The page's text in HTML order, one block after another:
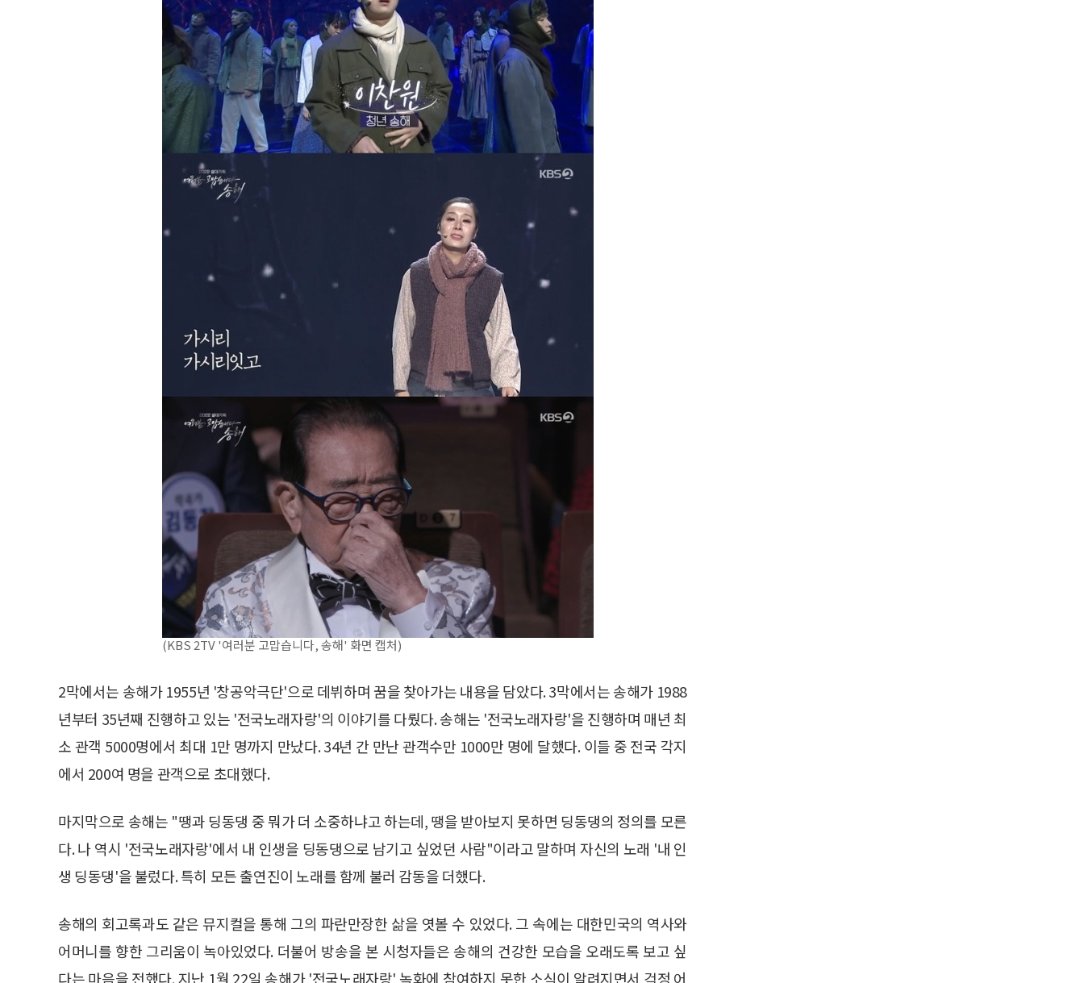
(KBS 2TV '여러분 고맙습니다, 송해' 화면 캡처)
2막에서는 송해가 1955년 '창공악극단'으로 데뷔하며 꿈을 찾아가는 내용을 담았다. 3막에서는 송해가 1988
년부터 35년째 진행하고 있는 '전국노래자랑'의 이야기를 다뤘다. 송해는 '전국노래자랑'을 진행하며 매년 최
소 관객 5000명에서 최대 1만 명까지 만났다. 34년 간 만난 관객수만 1000만 명에 달했다. 이들 중 전국 각지
에서 200여 명을 관객으로 초대했다.
마지막으로 송해는 "땡과 딩동댕 중 뭐가 더 소중하냐고 하는데, 땡을 받아보지 못하면 딩동댕의 정의를 모른
다. 나 역시 '전국노래자랑'에서 내 인생을 딩동댕으로 남기고 싶었던 사람"이라고 말하며 자신의 노래 '내 인
생 딩동댕'을 불렀다. 특히 모든 출연진이 노래를 함께 불러 감동을 더했다.
송해의 회고록과도 같은 뮤지컬을 통해 그의 파란만장한 삶을 엿볼 수 있었다. 그 속에는 대한민국의 역사와
어머니를 향한 그리움이 녹아있었다. 더불어 방송을 본 시청자들은 송해의 건강한 모습을 오래도록 보고 싶
다는 마음을 전했다. 지난 1월 22일 송해가 '전국노래자랑' 녹화에 참여하지 못한 소식이 알려지면서 걱정 어